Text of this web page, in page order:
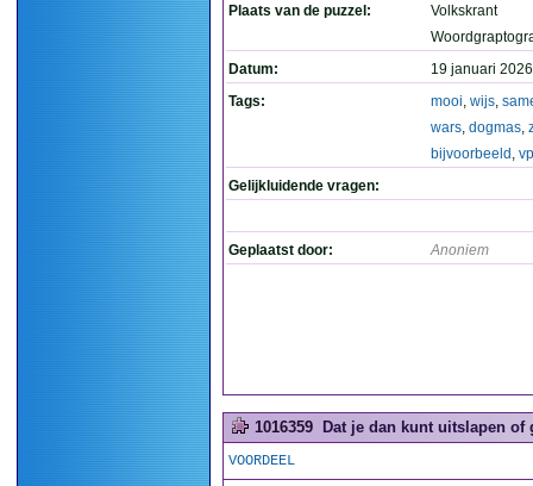
Plaats van de puzzel:
Volkskrant
Datum:
19 januari
Tags:
mooi, wijs,
wars, dogmas,
bijvoorbeeld ,
Gelijkluidende vragen:
Geplaatst door: Anoniem
1016359 Dat je dan kunt uitslapen
VOORDEEL